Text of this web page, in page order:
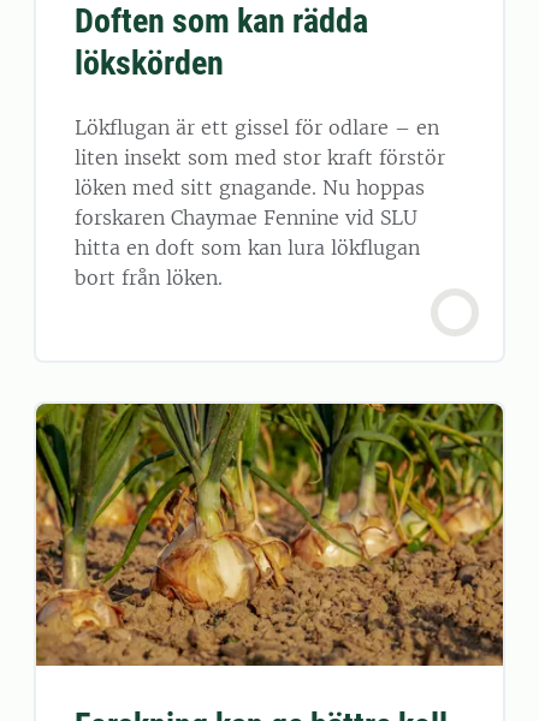
Doften som kan rädda
lökskörden
Lökflugan är ett gissel för odlare – en
liten insekt som med stor kraft förstör
löken med sitt gnagande. Nu hoppas
forskaren Chaymae Fennine vid SLU
hitta en doft som kan lura lökflugan
bort från löken.